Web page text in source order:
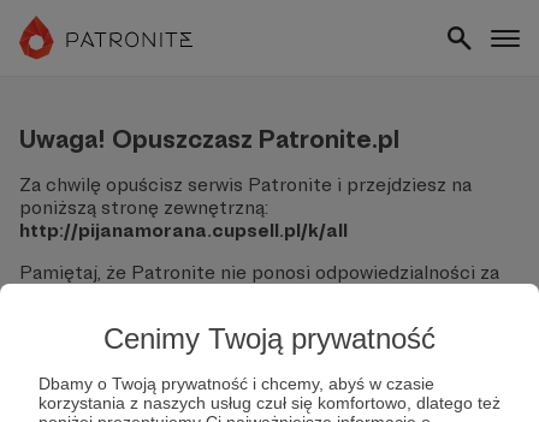
Cenimy Twoją prywatność
Dbamy o Twoją prywatność i chcemy, abyś w czasie
korzystania z naszych usług czuł się komfortowo, dlatego też
Uwaga! Opuszczasz Patronite.pl
Za chwilę opuścisz serwis Patronite i przejdziesz na
poniższą stronę zewnętrzną:
http://pijanamorana.cupsell.pl/k/all
Pamiętaj, że Patronite nie ponosi odpowiedzialności za
Nie podawaj swoich danych logowania ani informacji
finansowych na podjerzanych stronach.
Sprawdź dokładnie adres URL, zanim klikniesz przycisk
"Tak, przejdź do strony".